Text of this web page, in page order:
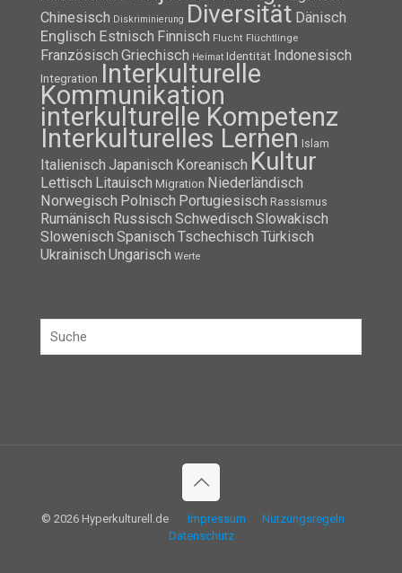
Antisemitismus Benjamin HaagBulgarisch
Chinesisch Diskriminierung Diversität Dänisch
Englisch EstnischFinnisch Flucht Flüchtlinge
Französisch Griechisch Heimat Identität
Integration Interkulturelle
Kommunikation
interkulturelle Kompetenz
Interkulturelles Lernen Islam
ItalienischJapanischKoreanisch Kultur
LettischLitauisch Migration Niederländisch
NorwegischPolnisch Portugiesisch Rassismus
Rumänisch Russisch SchwedischSlowakisch
Slowenisch SpanischTschechisch
© 2026 Hyperkulturell.deImpressum